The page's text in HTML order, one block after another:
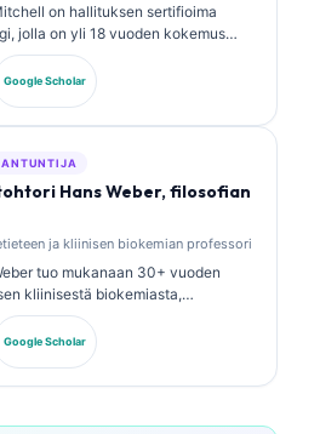
on hallituksen sertifioima
jolla on yli 18 vuoden kokemus
ja diagnostisesta
on erikoistason sertifikaatit
alalta, ja hän on julkaissut laajasti
Google Scholar
Hans Weber, filosofian
ja kliinisen biokemian professori
tuo mukanaan 30+ vuoden
kliinisestä biokemiasta,
ja
Hän oli aiemmin Saksan
seuran (German Society for Clinical
tekoälyavusteiseen
Google Scholar